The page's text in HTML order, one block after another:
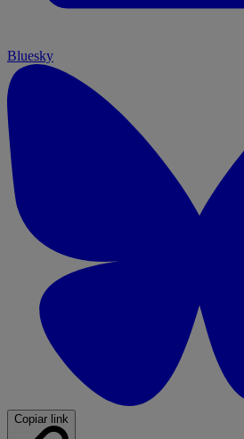
Bluesky
Copiar link